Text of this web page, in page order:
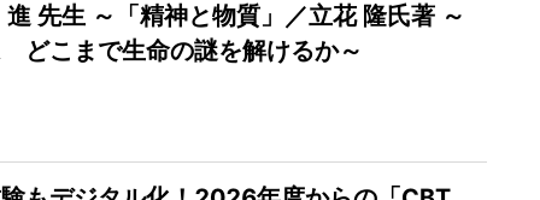
先生 ～「精神と物質」／立花 隆氏著 ～
どこまで生命の謎を解けるか～